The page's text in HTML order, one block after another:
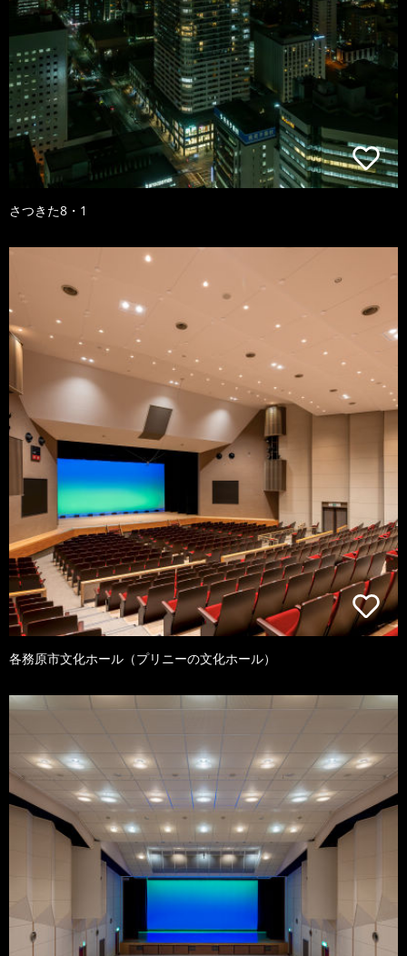
さつきた8・1
各務原市文化ホール（プリニーの文化ホール）